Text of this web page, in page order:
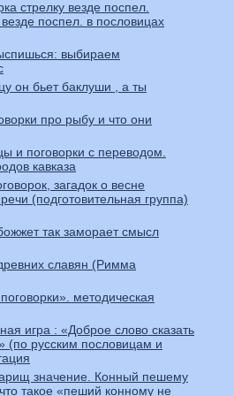
стрелку везде поспел.
поспел. в пословицах
выбираем
он бьет баклуши , а ты
про рыбу и что они
и поговорки с переводом.
кавказа
загадок о весне
(подготовительная группа)
так заморает смысл
славян (Римма
методическая
игра : «Доброе слово сказать
(по русским пословицам и
значение. Конный пешему
такое «пеший конному не